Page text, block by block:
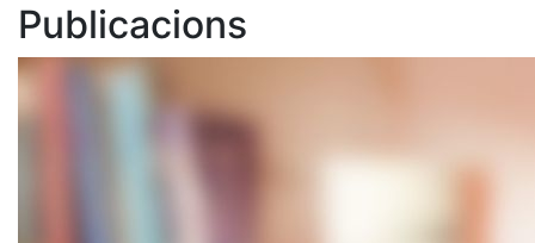
Publicacions